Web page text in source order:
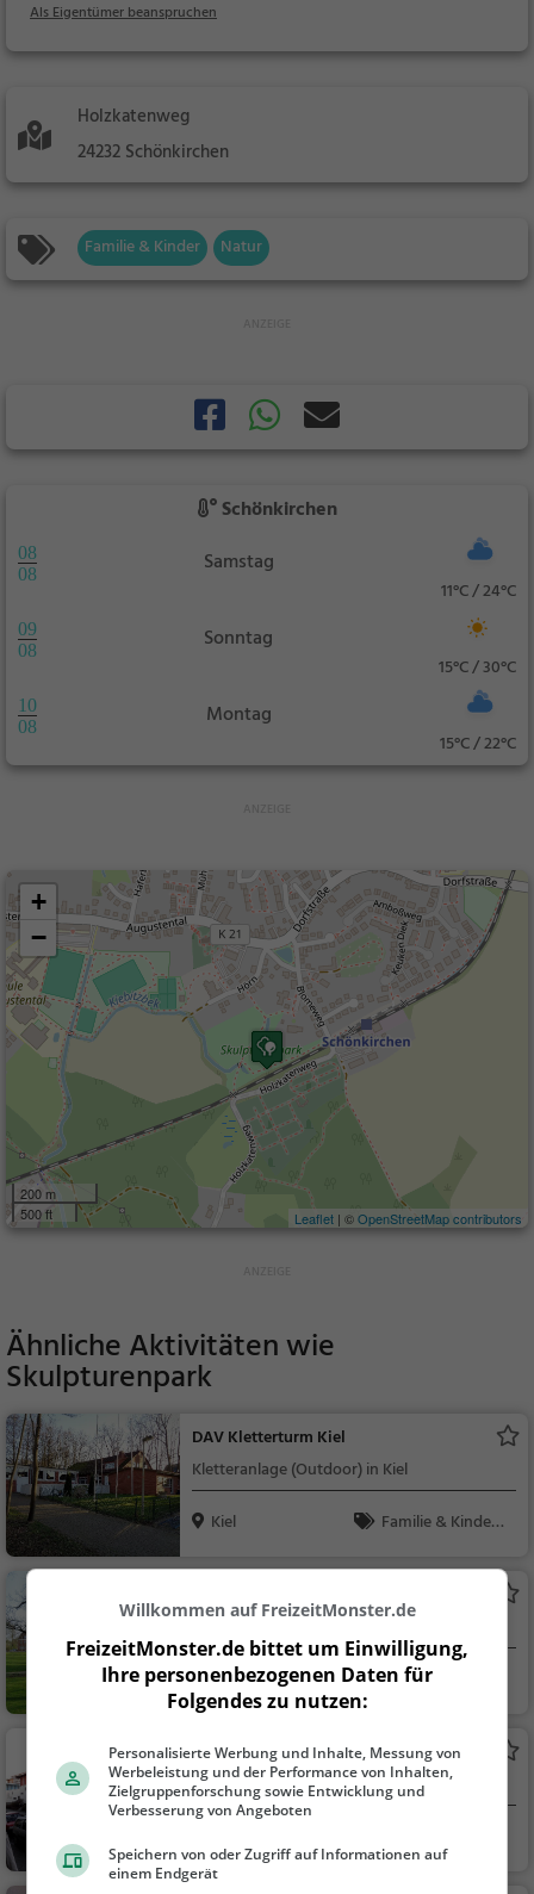
Als Eigentümer beanspruchen
Holzkatenweg
24232 Schönkirchen
Familie & Kinder Natur
Schönkirchen
08
08
Samstag
11°C / 24°C
09
08
Sonntag
15°C / 30°C
10
08
Montag
15°C / 22°C
+
−
200 m
500 ft
Leaflet | ©OpenStreetMap contributors
Ähnliche Aktivitäten wie
Skulpturenpark
DAV Kletterturm Kiel
Kletteranlage (Outdoor) in Kiel
Kiel
Familie & Kinder,
Kiel
Familie & Kinder,
Natur
Mediendom
Kino in Kiel
Theater & Kino
Willkommen auf FreizeitMonster.de
FreizeitMonster.de bittet um Einwilligung,
Ihre personenbezogenen Daten für
Folgendes zu nutzen:
Personalisierte Werbung und Inhalte, Messung von
Werbeleistung und der Performance von Inhalten,
Zielgruppenforschung sowie Entwicklung und
Verbesserung von Angeboten
Speichern von oder Zugriff auf Informationen auf
einem Endgerät